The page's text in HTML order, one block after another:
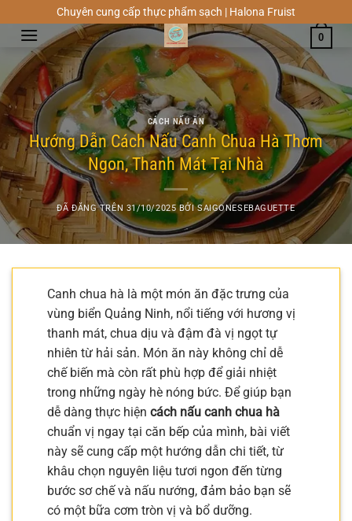
đến
dung
Chuyên cung cấp thực phẩm sạch | Halona Fruist
0
CÁCH NẤU ĂN
Hướng Dẫn Cách Nấu Canh Chua Hà Thơm
Ngon, Thanh Mát Tại Nhà
ĐÃ ĐĂNG TRÊN 31/10/2025 BỞISAIGONESEBAGUETTE
Canh chua hà là một món ăn đặc trưng của
vùng biển Quảng Ninh, nổi tiếng với hương vị
thanh mát, chua dịu và đậm đà vị ngọt tự
nhiên từ hải sản. Món ăn này không chỉ dễ
chế biến mà còn rất phù hợp để giải nhiệt
trong những ngày hè nóng bức. Để giúp bạn
dễ dàng thực hiện cách nấu canh chua hà
chuẩn vị ngay tại căn bếp của mình, bài viết
này sẽ cung cấp một hướng dẫn chi tiết, từ
khâu chọn nguyên liệu tươi ngon đến từng
bước sơ chế và nấu nướng, đảm bảo bạn sẽ
có một bữa cơm tròn vị và bổ dưỡng.